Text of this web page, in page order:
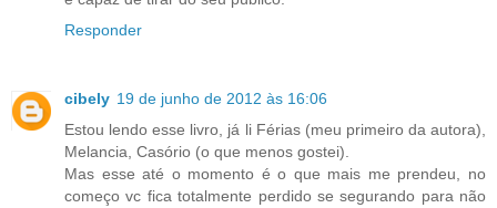
Responder
cibely 19 de junho de 2012 às 16:06
Estou lendo esse livro, já li Férias (meu primeiro da autora),
Melancia, Casório (o que menos gostei).
Mas esse até o momento é o que mais me prendeu, no
começo vc fica totalmente perdido se segurando para não